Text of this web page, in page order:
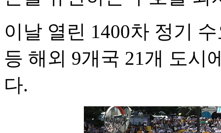
이날 열린 1400차 정기
등 해외 9개국 21개 도시
다.